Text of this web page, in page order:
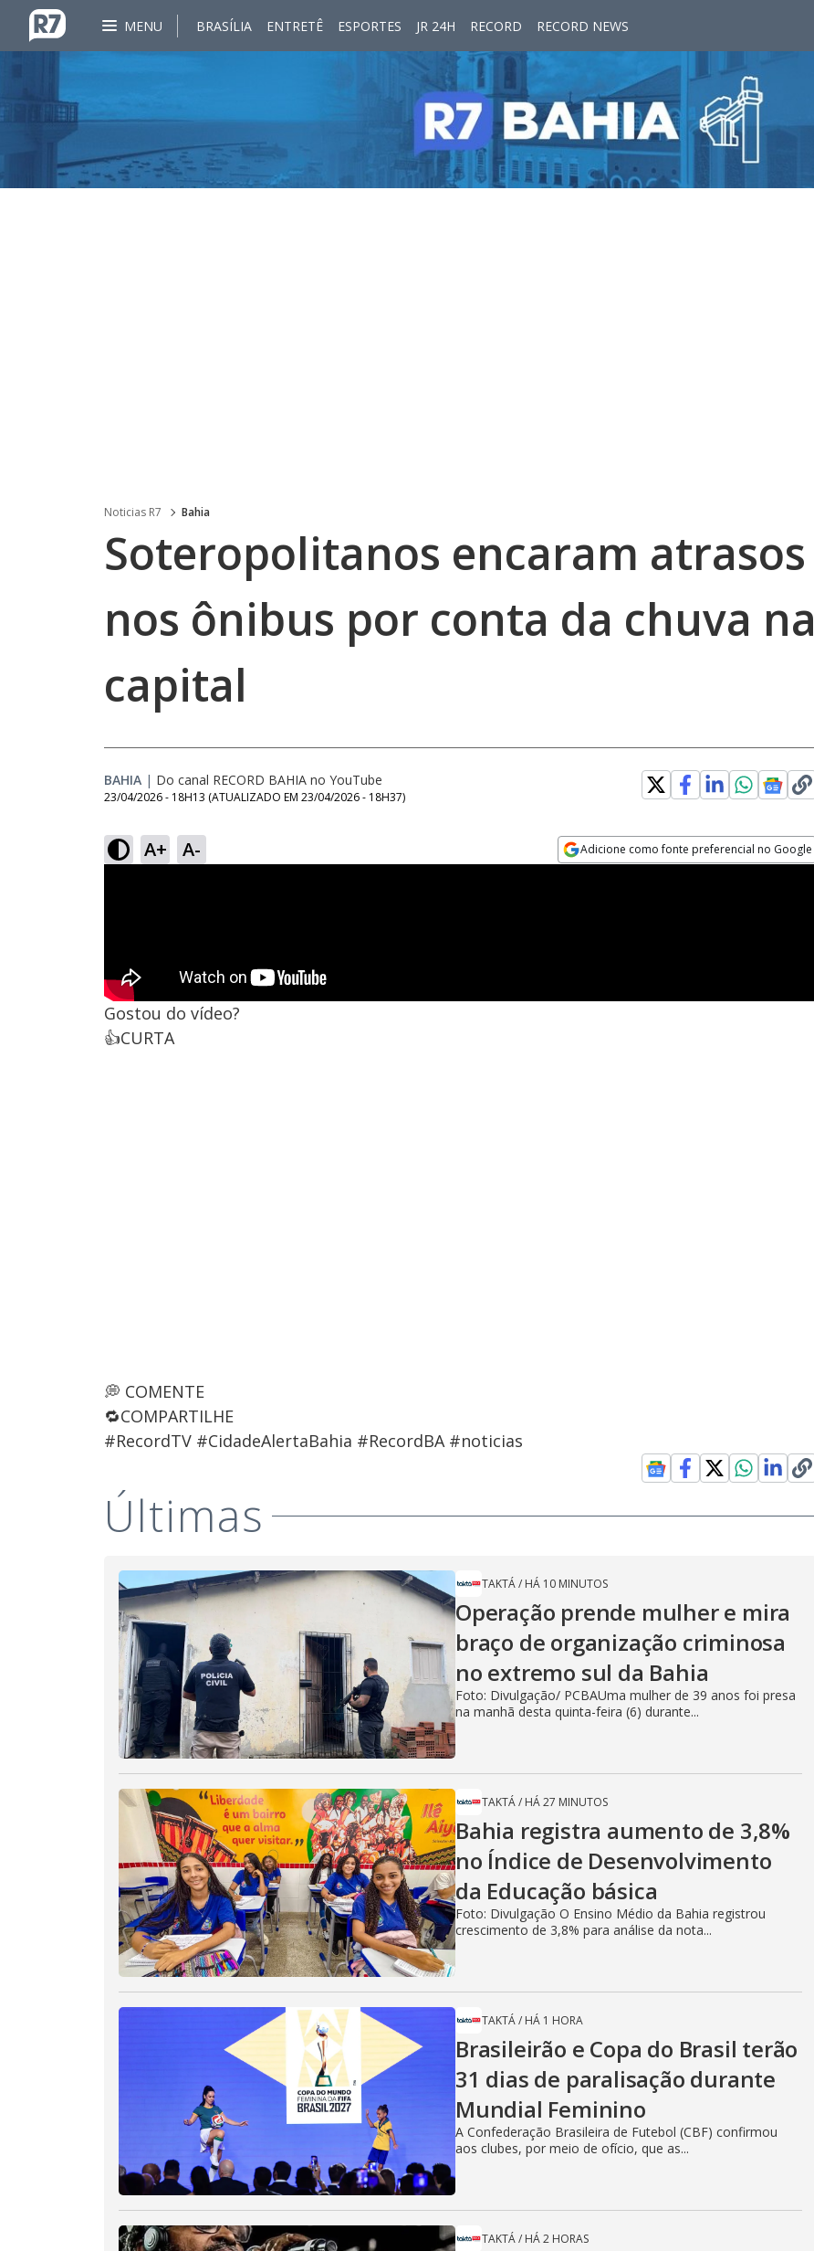
MENU BRASÍLIA ENTRETÊ ESPORTES JR 24H RECORD RECORD NEWS
Noticias R7 Bahia
Soteropolitanos encaram atrasos
nos ônibus por conta da chuva na
capital
BAHIA | Do canal RECORD BAHIA no YouTube
23/04/2026 - 18H13 (ATUALIZADO EM 23/04/2026 - 18H37)
A+ A- Adicione como fonte preferencial no Google
Gostou do vídeo?
👍CURTA
💭 COMENTE
🔁COMPARTILHE
#RecordTV #CidadeAlertaBahia #RecordBA #noticias
Últimas
TAKTÁ/ HÁ 10 MINUTOS
Operação prende mulher e mira
braço de organização criminosa
no extremo sul da Bahia
Foto: Divulgação/ PCBAUma mulher de 39 anos foi presa
na manhã desta quinta-feira (6) durante...
TAKTÁ/ HÁ 27 MINUTOS
Bahia registra aumento de 3,8%
no Índice de Desenvolvimento
da Educação básica
Foto: Divulgação O Ensino Médio da Bahia registrou
crescimento de 3,8% para análise da nota...
TAKTÁ/ HÁ 1 HORA
Brasileirão e Copa do Brasil terão
31 dias de paralisação durante
Mundial Feminino
A Confederação Brasileira de Futebol (CBF) confirmou
aos clubes, por meio de ofício, que as...
TAKTÁ/ HÁ 2 HORAS